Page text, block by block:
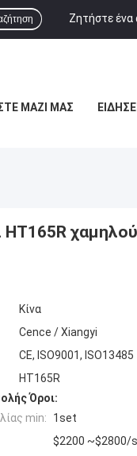
Ζητήστε
ΜΑΖΊ ΜΑΣ
Κίνα
Cence / Xiangyi
CE, ISO9001, ISO13485
HT165R
Όροι:
min:
1set
$2200 ~$2800/